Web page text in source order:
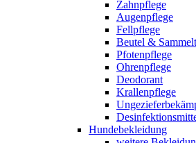
Zahnpflege
Augenpflege
Fellpflege
Beutel &
Pfotenpflege
Ohrenpflege
Deodorant
Krallenpflege
Hundebekleidung